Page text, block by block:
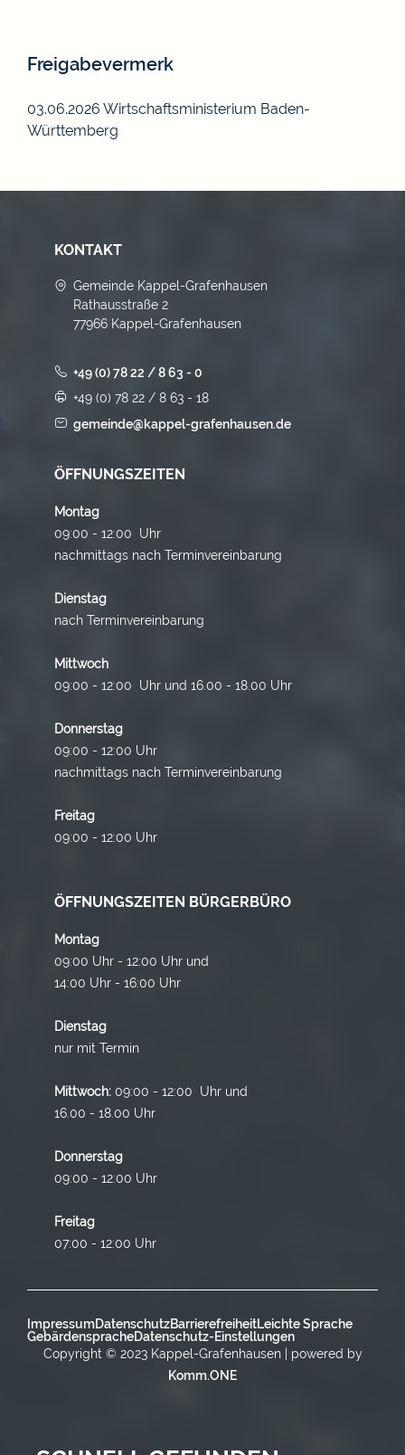
Freigabevermerk
03.06.2026 Wirtschaftsministerium Baden-
Württemberg
KONTAKT
Gemeinde Kappel-Grafenhausen
Rathausstraße 2
77966 Kappel-Grafenhausen
+49 (0) 78 22 / 8 63 - 0
+49 (0) 78 22 / 8 63 - 18
gemeinde@kappel-grafenhausen.de
ÖFFNUNGSZEITEN
Montag
09:00 - 12:00 Uhr
nachmittags nach Terminvereinbarung
Dienstag
nach Terminvereinbarung
Mittwoch
09:00 - 12:00 Uhr und 16.00 - 18.00 Uhr
Donnerstag
09:00 - 12:00 Uhr
nachmittags nach Terminvereinbarung
Freitag
09:00 - 12:00 Uhr
ÖFFNUNGSZEITEN BÜRGERBÜRO
Montag
09:00 Uhr - 12:00 Uhr und
14:00 Uhr - 16:00 Uhr
Dienstag
nur mit Termin
Mittwoch: 09:00 - 12:00 Uhr und
16.00 - 18.00 Uhr
Donnerstag
09:00 - 12:00 Uhr
Freitag
07:00 - 12:00 Uhr
ImpressumDatenschutzBarrierefreiheitLeichte Sprache
GebärdenspracheDatenschutz-Einstellungen
Copyright © 2023 Kappel-Grafenhausen | powered by
Komm.ONE